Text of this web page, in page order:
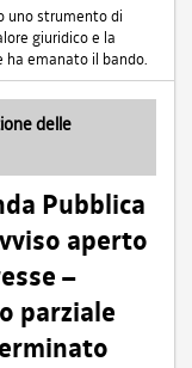
uno strumento di
giuridico e la
ha emanato il bando.
delle
Pubblica
aperto
–
parziale